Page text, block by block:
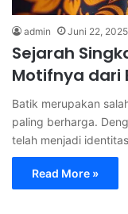
admin Juni 22, 2025
Sejarah
Motifnya dari
Batik merupakan
paling berharga.
telah menjadi
Read More »